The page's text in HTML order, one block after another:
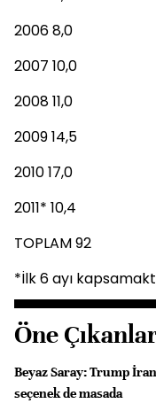
2006 8,0
2007 10,0
2008 11,0
2009 14,5
2010 17,0
2011* 10,4
TOPLAM 92
*İlk 6 ayı
Öne
Beyaz Saray: Trump
seçenek de masada